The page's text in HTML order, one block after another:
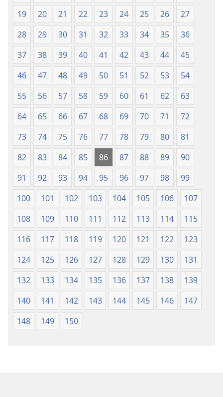
19
20 21 22 23 24 25 26
27
28
29 30 31 32 33 34 35
36
37
38 39 40 41 42 43 44
45
46
47 48 49 50 51 52 53
54
55
56 57 58 59 60 61 62
63
64
65 66 67 68 69 70 71
72
73
74 75 76 77 78 79 80
81
82
83 84 85 86 87 88 89
90
91
92 93 94 95 96 97 98
99
100
101 102 103 104 105 106
107
108
109 110 111 112 113 114
115
116
117 118 119 120 121 122
123
124
125 126 127 128 129 130
131
132
133 134 135 136 137 138
139
140
141 142 143 144 145 146
147
148
149 150